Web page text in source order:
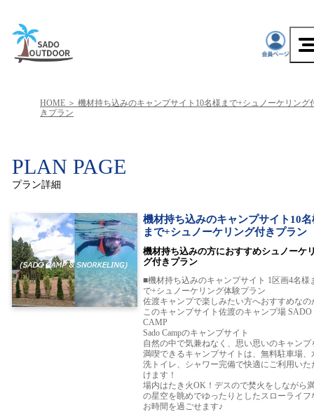
HOME
機材持ち込みのキャンプサイト10名様まで+シュノーケリング
きプラン
PLAN PAGE
プラン詳細
機材持ち込みのキャンプサイト10名
まで+シュノーケリング付きプラン
機材持ち込みの方におすすめシュノーケ
グ付きプラン
■機材持ち込みのキャンプサイト 1区画4名様
で+シュノーケリング体験プラン
佐渡キャンプで楽しみたい方へおすすめなの
このキャンプサイト佐渡のキャンプ場 SADO
CAMP
Sado Campのキャンプサイト
自然の中で気兼ねなく、思い思いのキャンプ
満喫できるキャンプサイトは、無料駐車場、
洗トイレ、シャワー完備で快適にご利用いた
けます！
場内はたき火OK！デスので焚火をしながら
の星空を眺めでゆったりとしたスローライフ
お時間を過ごせます♪